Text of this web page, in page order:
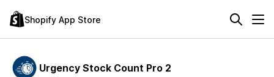
Shopify App Store
Urgency Stock Count Pro 2